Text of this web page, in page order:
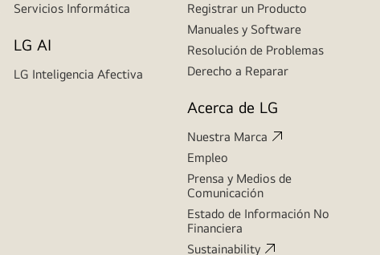
Servicios Informática
LG AI
LG Inteligencia Afectiva
Registrar un Producto
Manuales y Software
Resolución de Problemas
Derecho a Reparar
Acerca de LG
Nuestra Marca
Empleo
Prensa y Medios de
Comunicación
Estado de Información No
Financiera
Sustainability